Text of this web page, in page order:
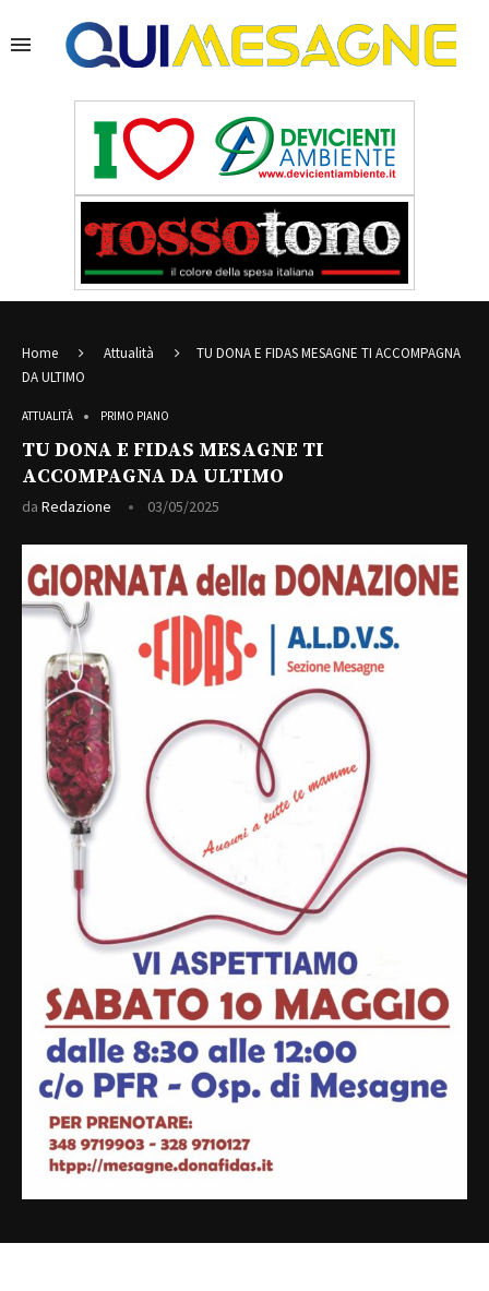
Home Attualità
TU DONA E FIDAS MESAGNE TI ACCOMPAGNA
DA ULTIMO
ATTUALITÀ PRIMO PIANO
TU DONA E FIDAS MESAGNE TI
ACCOMPAGNA DA ULTIMO
da Redazione 03/05/2025